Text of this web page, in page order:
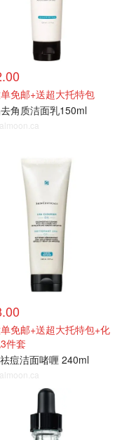
免邮+送超大托特包
角质洁面乳150ml
免邮+送超大托特包+化
件套
痘洁面啫喱 240ml